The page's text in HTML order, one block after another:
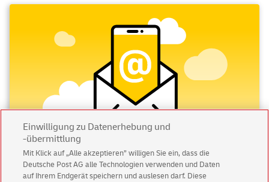
Abonnieren Sie unseren Newsletter
Einwilligung zu Datenerhebung und
-übermittlung
Mit Klick auf „Alle akzeptieren” willigen Sie ein, dass die
Deutsche Post AG alle Technologien verwenden und Daten
auf Ihrem Endgerät speichern und auslesen darf. Diese